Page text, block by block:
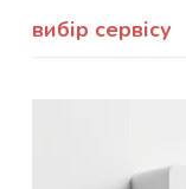
вибір сервісу